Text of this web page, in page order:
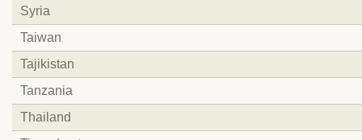
Syria
Taiwan
Tajikistan
Tanzania
Thailand